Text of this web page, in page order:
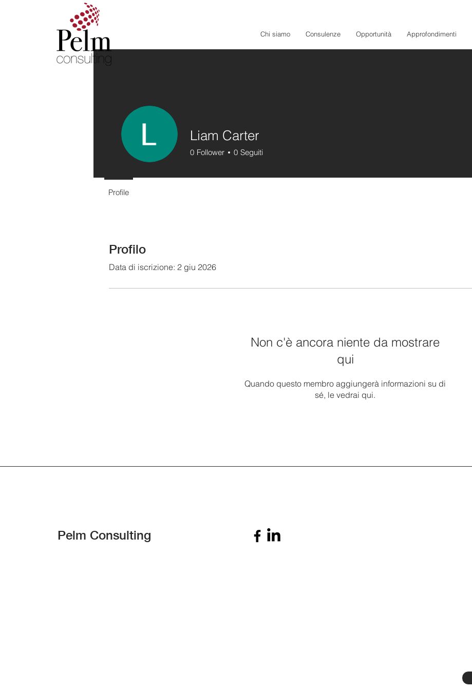
Chi siamo Consulenze Opportunità Approfondimenti
Profilo
Data di iscrizione: 2 giu 2026
Non c'è ancora niente da mostrare
qui
Quando questo membro aggiungerà informazioni su di
sé, le vedrai qui.
Liam Carter
0 Follower 0 Seguiti
Profile
Pelm Consulting